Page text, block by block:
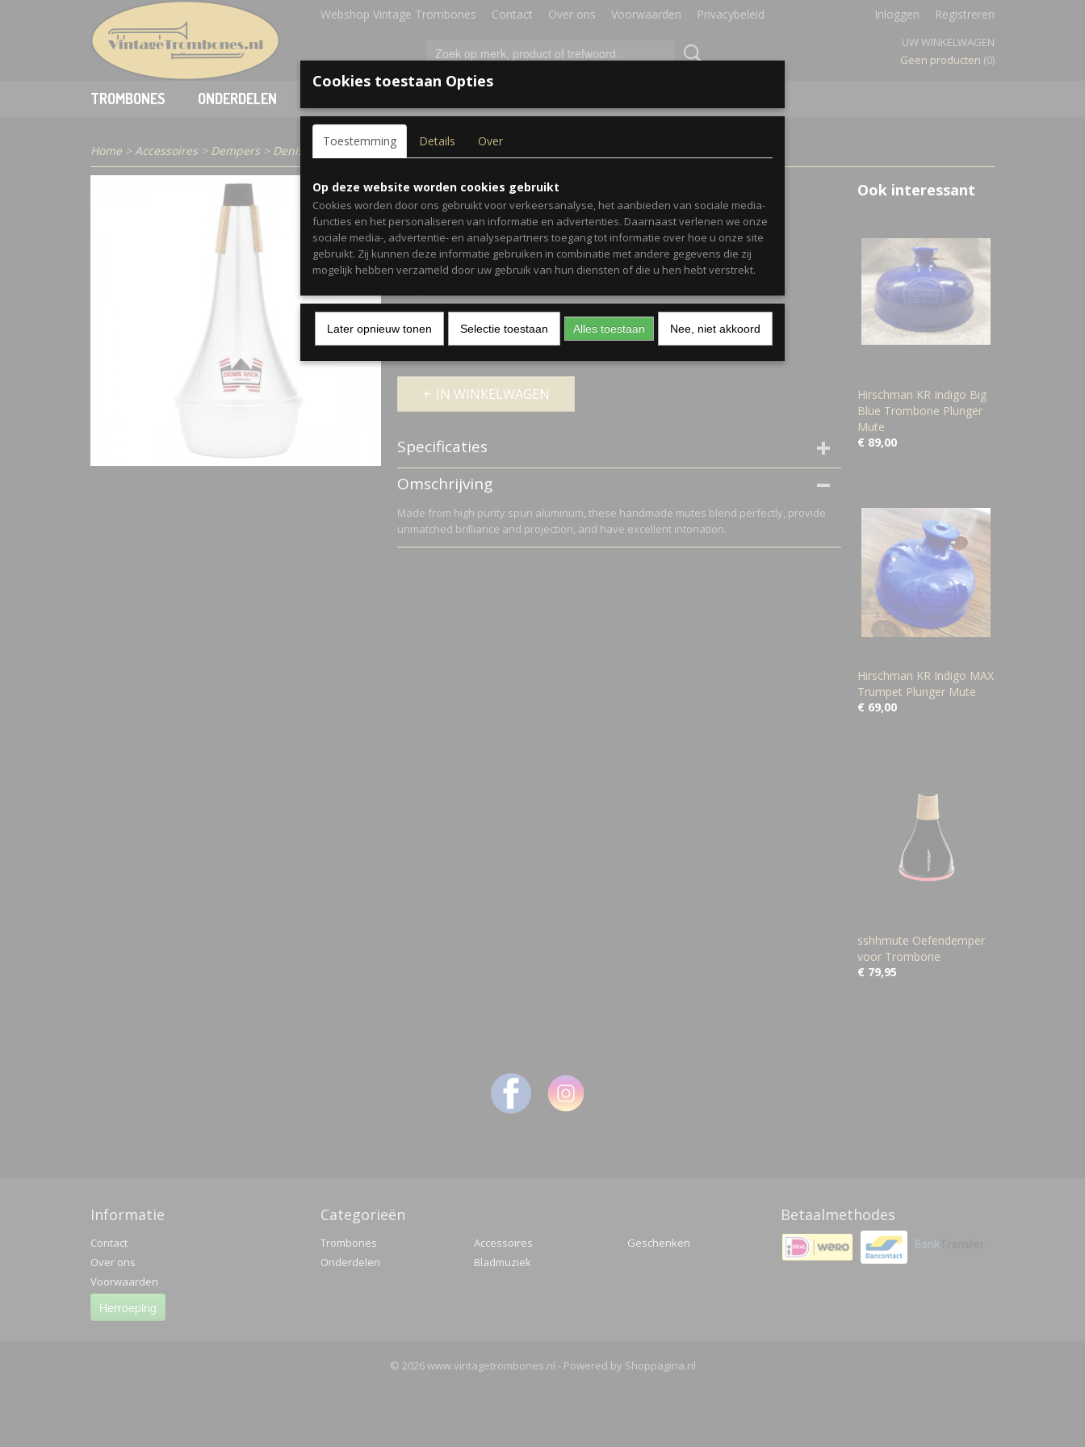
Webshop Vintage Trombones Contact Over ons Voorwaarden Privacybeleid Inloggen Registreren
UW WINKELWAGEN
Geen producten (0)
TROMBONES ONDERDELEN
Home > Accessoires > Dempers > Denis Wick Straight Mute Trombone
Denis Wick Straight Mute
Trombone
€ 59,75 (inclusief btw 21%)
Aantal
IN WINKELWAGEN
Specificaties
Productcode
Netto gewicht
Bruto gewicht
0,26 Kg
Omschrijving
Made from high purity spun aluminum, these handmade mutes blend perfectly, provide
unmatched brilliance and projection, and have excellent intonation.
Ook interessant
Hirschman KR Indigo Big
Blue Trombone Plunger
Mute
€ 89,00
Hirschman KR Indigo MAX
Trumpet Plunger Mute
€ 69,00
sshhmute Oefendemper
voor Trombone
€ 79,95
Informatie
Contact
Over ons
Voorwaarden
Herroeping
Categorieën
Trombones
Onderdelen
Accessoires
Bladmuziek
Geschenken
Betaalmethodes
© 2026 www.vintagetrombones.nl - Powered by Shoppagina.nl
Cookies toestaan Opties
Toestemming Details Over
Op deze website worden cookies gebruikt
Cookies worden door ons gebruikt voor verkeersanalyse, het aanbieden van sociale media-
functies en het personaliseren van informatie en advertenties. Daarnaast verlenen we onze
sociale media-, advertentie- en analysepartners toegang tot informatie over hoe u onze site
gebruikt. Zij kunnen deze informatie gebruiken in combinatie met andere gegevens die zij
mogelijk hebben verzameld door uw gebruik van hun diensten of die u hen hebt verstrekt.
Later opnieuw tonen Selectie toestaan Alles toestaan Nee, niet akkoord